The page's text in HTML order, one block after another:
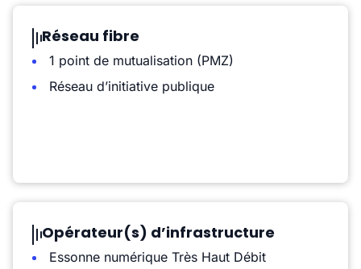
Réseau fibre
1 point de mutualisation (PMZ)
Réseau d’initiative publique
Opérateur(s) d’infrastructure
Essonne numérique Très Haut Débit